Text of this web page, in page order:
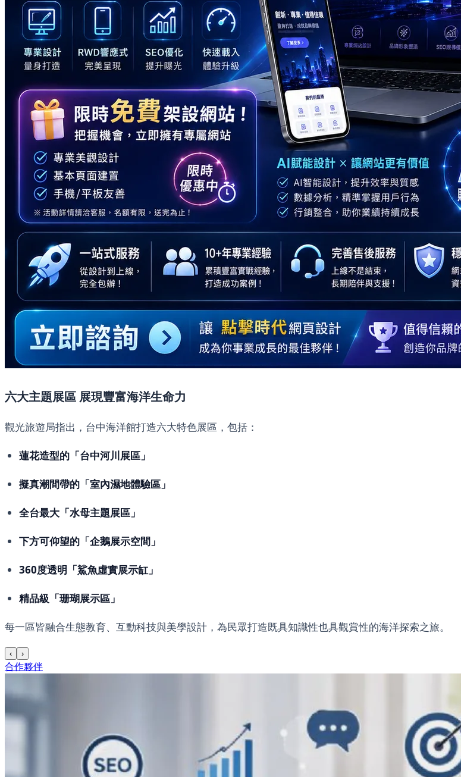
六大主題展區 展現豐富海洋生命力
觀光旅遊局指出，台中海洋館打造六大特色展區，包括：
蓮花造型的「台中河川展區」
擬真潮間帶的「室內濕地體驗區」
全台最大「水母主題展區」
下方可仰望的「企鵝展示空間」
360度透明「鯊魚虛實展示缸」
精品級「珊瑚展示區」
每一區皆融合生態教育、互動科技與美學設計，為民眾打造既具知識性也具觀賞性的海洋探索之旅。
‹ ›
合作夥伴